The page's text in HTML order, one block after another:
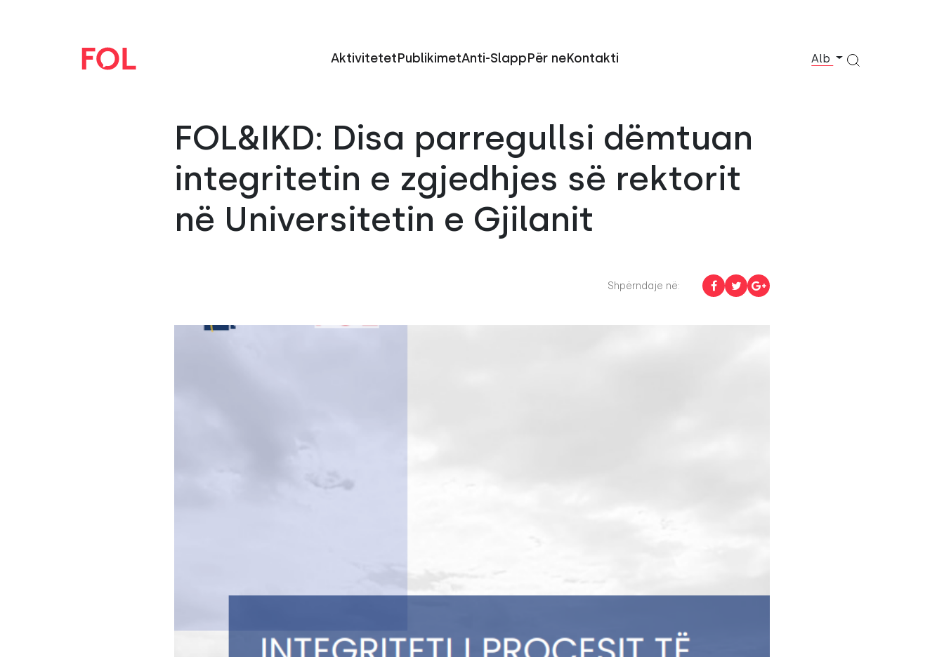
AktivitetetPublikimetAnti-SlappPër neKontakti Alb
FOL&IKD: Disa parregullsi dëmtuan
integritetin e zgjedhjes së rektorit
në Universitetin e Gjilanit
Shpërndaje në: